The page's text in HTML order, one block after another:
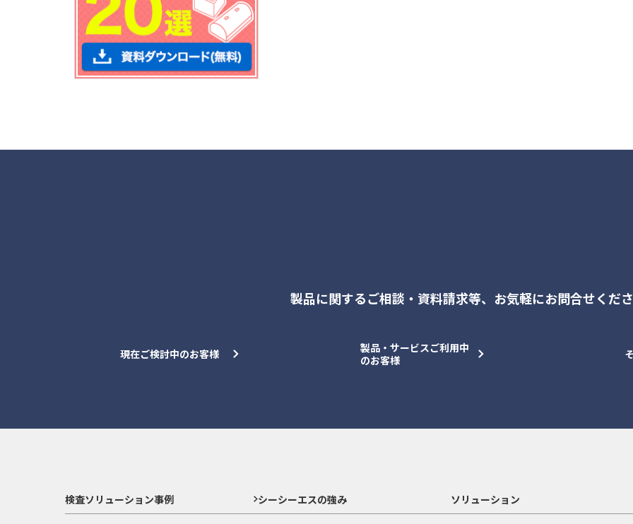
製品に関するご相談・資料請求等、 お気軽にお問合せくだ
現在ご検討中のお客様
製品・サービスご利用中
のお客様
検査ソリューション事例 シーシーエスの強み ソリューション